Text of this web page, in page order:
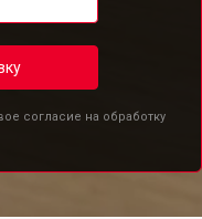
согласие на обработку